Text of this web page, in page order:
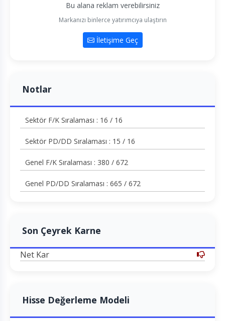
Bu alana reklam verebilirsiniz
Markanızı binlerce yatırımcıya ulaştırın
İletişime Geç
Notlar
Sektör F/K Sıralaması : 16 / 16
Sektör PD/DD Sıralaması : 15 / 16
Genel F/K Sıralaması : 380 / 672
Genel PD/DD Sıralaması : 665 / 672
Son Çeyrek Karne
Net Kar
Hisse Değerleme Modeli